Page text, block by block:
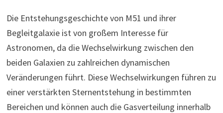
Die Entstehungsgeschichte von M51 und ihrer
Begleitgalaxie ist von großem Interesse für
Astronomen, da die Wechselwirkung zwischen den
beiden Galaxien zu zahlreichen dynamischen
Veränderungen führt. Diese Wechselwirkungen führen zu
einer verstärkten Sternentstehung in bestimmten
Bereichen und können auch die Gasverteilung innerhalb